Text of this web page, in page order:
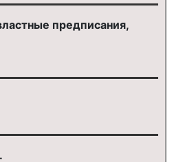
предписания,